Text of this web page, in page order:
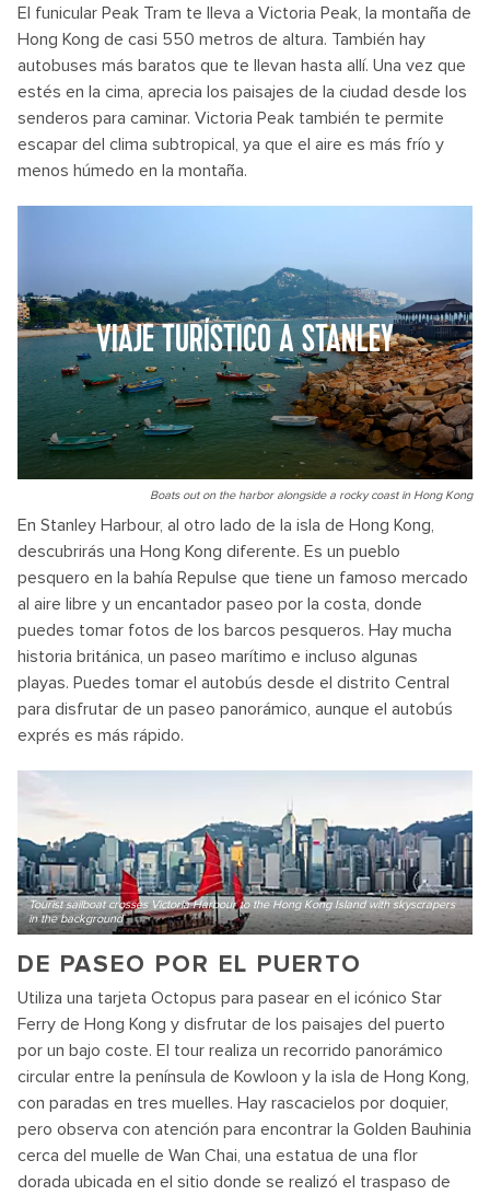
El funicular Peak Tram te lleva a Victoria Peak, la montaña de
Hong Kong de casi 550 metros de altura. También hay
autobuses más baratos que te llevan hasta allí. Una vez que
estés en la cima, aprecia los paisajes de la ciudad desde los
senderos para caminar. Victoria Peak también te permite
escapar del clima subtropical, ya que el aire es más frío y
menos húmedo en la montaña.
VIAJE TURÍSTICO A STANLEY
Boats out on the harbor alongside a rocky coast in Hong Kong
En Stanley Harbour, al otro lado de la isla de Hong Kong,
descubrirás una Hong Kong diferente. Es un pueblo
pesquero en la bahía Repulse que tiene un famoso mercado
al aire libre y un encantador paseo por la costa, donde
puedes tomar fotos de los barcos pesqueros. Hay mucha
historia británica, un paseo marítimo e incluso algunas
playas. Puedes tomar el autobús desde el distrito Central
para disfrutar de un paseo panorámico, aunque el autobús
exprés es más rápido.
Tourist sailboat crosses Victoria Harbour to the Hong Kong Island with skyscrapers
in the background
DE PASEO POR EL PUERTO
Utiliza una tarjeta Octopus para pasear en el icónico Star
Ferry de Hong Kong y disfrutar de los paisajes del puerto
por un bajo coste. El tour realiza un recorrido panorámico
circular entre la península de Kowloon y la isla de Hong Kong,
con paradas en tres muelles. Hay rascacielos por doquier,
pero observa con atención para encontrar la Golden Bauhinia
cerca del muelle de Wan Chai, una estatua de una flor
dorada ubicada en el sitio donde se realizó el traspaso de